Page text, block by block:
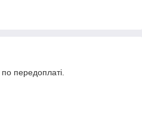
передоплаті.